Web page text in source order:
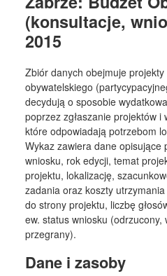
(konsultacje,
2015
Zbiór danych obejmuje projekty
obywatelskiego
decydują o sposobie
poprzez zgłaszanie projektów i
które odpowiadają potrzebom
Wykaz zawiera dane opisujące
wniosku, rok edycji, temat
projektu, lokalizację,
zadania oraz koszty
do strony projektu, liczbę
ew. status wniosku (odrzucony,
przegrany).
Dane i zasoby